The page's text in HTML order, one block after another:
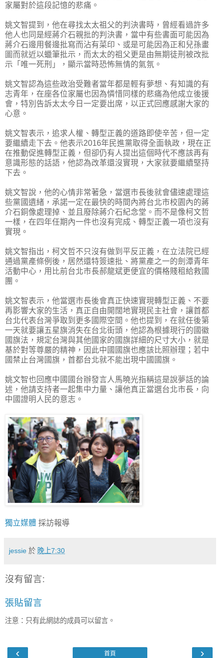
家屬對於這段記憶的悲痛。
姚文智提到，他在尋找太太祖父的判決書時，曾經看過許多
他人也同是經蔣介石親批的判決書，當中有些書面可能因為
蔣介石邊用餐邊批寫而沾有菜印、或是可能因為正和兒孫畫
圖而就近以蠟筆批示，而太太的祖父更是由無期徒刑被改批
示「唯一死刑」，顯示當時恐怖無情的氣氛。
姚文智認為這些政治受難者當年都是輕有夢想、有知識的有
志青年，在座各位家屬也因為憐惜同樣的悲痛為他成立後援
會，特別告訴太太今日一定要出席，以正式回應感謝大家的
心意。
姚文智表示，追求人權、轉型正義的道路即使辛苦，但一定
要繼續走下去。他表示2016年民進黨取得全面執政，現在正
在推動促進轉型正義，但卻仍有人提出這個時代不應該再有
意識形態的話語，他認為改革還沒實現，大家就要繼續堅持
下去。
姚文智說，他的心情非常著急，當選市長後就會儘速處理這
些黨國遺緒，承諾一定在最快的時間內將台北市校園內的蔣
介石銅像處理掉、並且廢除蔣介石紀念堂。而不是像柯文哲
一樣，在四年任期內一件也沒有完成、轉型正義一項也沒有
實現。
姚文智指出，柯文哲不只沒有做到平反正義，在立法院已經
通過黨產條例後，居然還特簽速批、將黨產之一的劍潭青年
活動中心，用比前台北市長郝龍斌更便宜的價格賤租給救國
團。
姚文智表示，他當選市長後會真正快速實現轉型正義、不要
再影響大家的生活，真正自由開闊地實現民主社會，讓首都
台北代表台灣爭取到更多國際空間。他也提到，在就任後第
一天就要讓五星旗消失在台北街頭，他認為根據現行的國徽
國旗法，規定台灣與其他國家的國旗詳細的尺寸大小，就是
基於對等尊嚴的精神，因此中國國旗也應該比照辦理；若中
國禁止台灣國旗，首都台北就不能出現中國國旗。
姚文智也回應中國國台辦發言人馬曉光指稱這是說夢話的論
述，他請支持者一起集中力量、讓他真正當選台北市長，向
中國證明人民的意志。
獨立媒體 採訪報導
jessie 於 晚上7:30
沒有留言:
張貼留言
注意：只有此網誌的成員可以留言。
‹ ›
首頁